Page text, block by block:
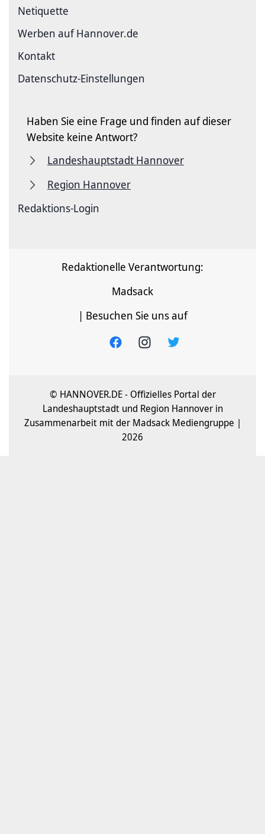
Netiquette
Werben auf Hannover.de
Kontakt
Datenschutz-Einstellungen
Haben Sie eine Frage und finden auf dieser
Website keine Antwort?
Landeshauptstadt Hannover
Region Hannover
Redaktions-Login
Redaktionelle Verantwortung:
Madsack
| Besuchen Sie uns auf
© HANNOVER.DE - Offizielles Portal der
Landeshauptstadt und Region Hannover in
Zusammenarbeit mit der Madsack Mediengruppe |
2026